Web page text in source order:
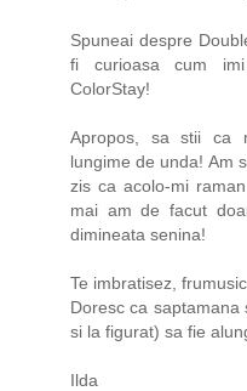
Spuneai despre
fi curioasa cum
ColorStay!
Apropos, sa stii ca
lungime de unda! Am
zis ca acolo-mi
mai am de facut
dimineata senina!
Te imbratisez,
Doresc ca
si la figurat) sa fie
Ilda